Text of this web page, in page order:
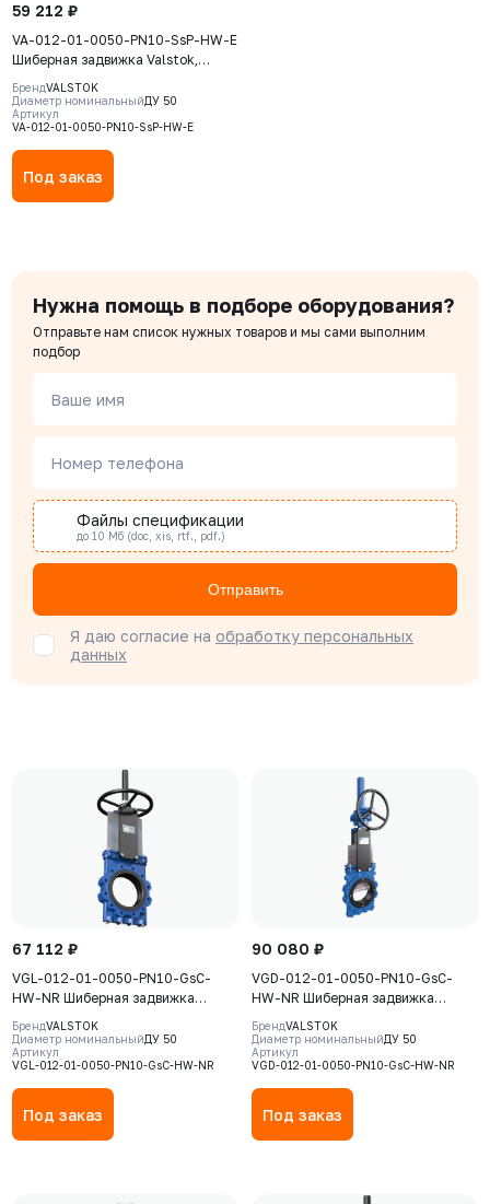
59 212 ₽
VA-012-01-0050-PN10-SsP-HW-E
Шиберная задвижка Valstok,
серия VА, DN 0050, PN=10 Бар,
штурвал, выдвижной шток, корпус
GJS-500-7 (GGG50) , нож AISI304,
БрендVALSTOK
Диаметр номинальныйДУ 50
Артикул
VA-012-01-0050-PN10-SsP-HW-E
Под заказ
Нужна помощь в подборе оборудования?
Отправьте нам список нужных товаров и мы сами выполним
подбор
Ваше имя
Номер телефона
Файлы спецификации
до 10 Мб (doc, xis, rtf., pdf.)
Отправить
Я даю согласие на обработку персональных
данных
67 112 ₽
VGL-012-01-0050-PN10-GsC-
HW-NR Шиберная задвижка
Valstok, серия VGL, DN0050, PN10,
штурвал, выдвижной шток, корпус
GJS-500-7 (GGG50), нож AISI304,
Rubber
БрендVALSTOK
Диаметр номинальныйДУ 50
Артикул
VGL-012-01-0050-PN10-GsC-HW-NR
Под заказ
90 080 ₽
VGD-012-01-0050-PN10-GsC-
HW-NR Шиберная задвижка
Valstok, серия VGD, DN0050, PN10,
штурвал, выдвижной шток, корпус
GJS-500-7 (GGG50), нож AISI304,
Rubber
БрендVALSTOK
Диаметр номинальныйДУ 50
Артикул
VGD-012-01-0050-PN10-GsC-HW-NR
Под заказ